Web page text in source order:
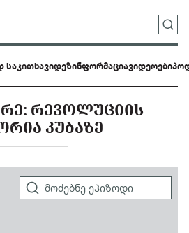
დეზინფორმაციავიდეოები
ᲠᲔᲕᲝᲚᲣᲪᲘᲘᲡ
ᲙᲣᲑᲐᲖᲔ